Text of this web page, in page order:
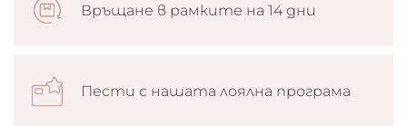
Връщане в рамките на 14 дни
Пести с нашата лоялна програма